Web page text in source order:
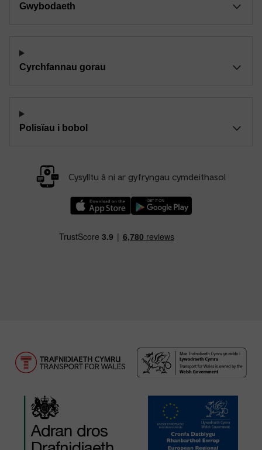
Gwybodaeth
Cyrchfannau gorau
Polisïau i bobol
Cysylltu â ni ar gyfryngau cymdeithasol